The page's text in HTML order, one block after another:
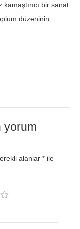
bir sanat
düzeninin
yorum
alanlar* ile